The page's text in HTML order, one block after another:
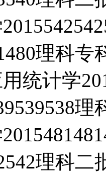
理科专
统计学
理
理科二